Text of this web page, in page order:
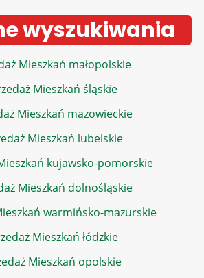
wyszukiwania
Mieszkań małopolskie
Mieszkań śląskie
Mieszkań mazowieckie
Mieszkań lubelskie
kujawsko-pomorskie
Mieszkań dolnośląskie
warmińsko-mazurskie
Mieszkań łódzkie
Mieszkań opolskie